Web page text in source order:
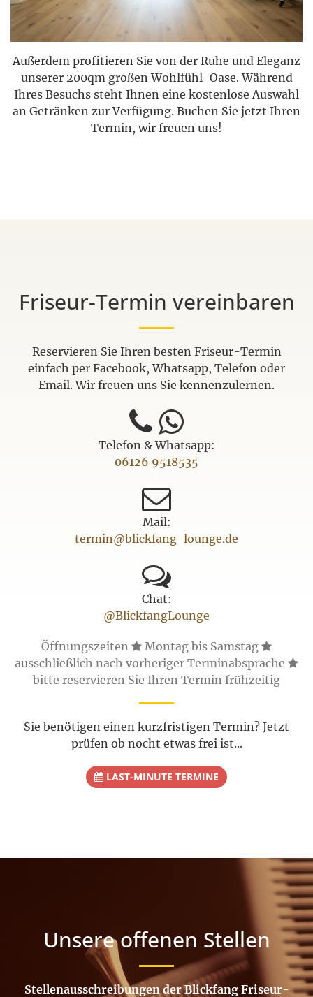
Außerdem profitieren Sie von der Ruhe und Eleganz
unserer 200qm großen Wohlfühl-Oase. Während
Ihres Besuchs steht Ihnen eine kostenlose Auswahl
an Getränken zur Verfügung. Buchen Sie jetzt Ihren
Termin, wir freuen uns!
Friseur-Termin vereinbaren
Reservieren Sie Ihren besten Friseur-Termin
einfach per Facebook, Whatsapp, Telefon oder
Email. Wir freuen uns Sie kennenzulernen.
Telefon & Whatsapp:
06126 9518535
Mail:
termin@blickfang-lounge.de
Chat:
@BlickfangLounge
Öffnungszeiten
Montag bis Samstag
ausschließlich nach vorheriger Terminabsprache
bitte reservieren Sie Ihren Termin frühzeitig
Sie benötigen einen kurzfristigen Termin? Jetzt
prüfen ob nocht etwas frei ist...
LAST-MINUTE TERMINE
Unsere offenen Stellen
Stellenausschreibungen der Blickfang Friseur-